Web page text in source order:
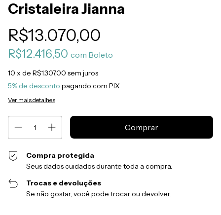
Cristaleira Jianna
R$13.070,00
R$12.416,50 com Boleto
10 x de R$1.307,00 sem juros
5% de desconto pagando com PIX
Ver mais detalhes
Compra protegida
Seus dados cuidados durante toda a compra.
Trocas e devoluções
Se não gostar, você pode trocar ou devolver.